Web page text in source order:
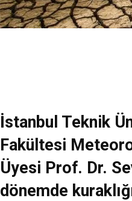
İstanbul Teknik
Fakültesi
Üyesi Prof. Dr.
dönemde